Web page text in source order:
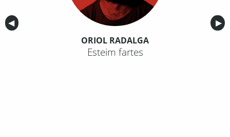
Anterior
◀︎ ▶︎
ORIOL RADALGA
Esteim fartes